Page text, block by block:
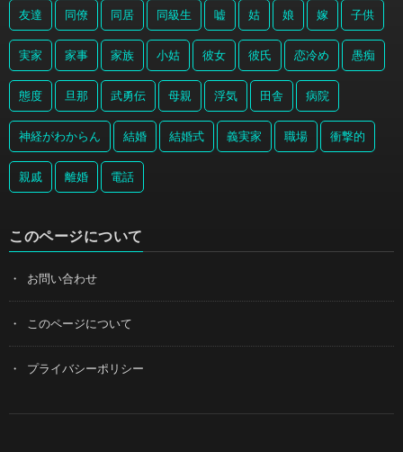
友達 同僚 同居 同級生 嘘 姑 娘 嫁 子供
実家 家事 家族 小姑 彼女 彼氏 恋冷め 愚痴
態度 旦那 武勇伝 母親 浮気 田舎 病院
神経がわからん 結婚 結婚式 義実家 職場 衝撃的
親戚 離婚 電話
このページについて
お問い合わせ
このページについて
プライバシーポリシー